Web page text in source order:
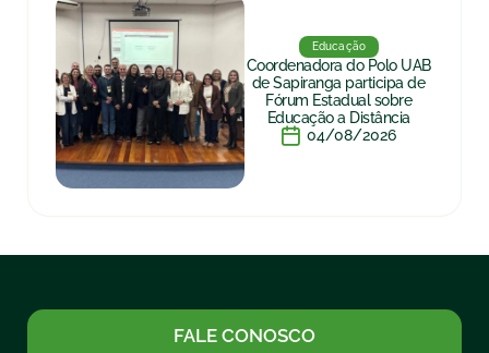
Educação
Coordenadora do Polo UAB
de Sapiranga participa de
Fórum Estadual sobre
Educação a Distância
04/08/2026
FALE CONOSCO